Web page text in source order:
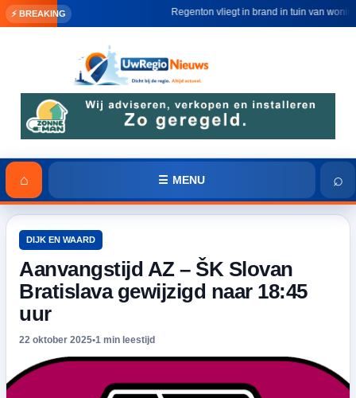
⚡ BREAKING Regenton vliegt in brand in tuin van woning in
⌂ ☰ MENU ⌕
DIJK EN WAARD
Aanvangstijd AZ – ŠK Slovan
Bratislava gewijzigd naar 18:45
uur
22 oktober 2025•1 min leestijd